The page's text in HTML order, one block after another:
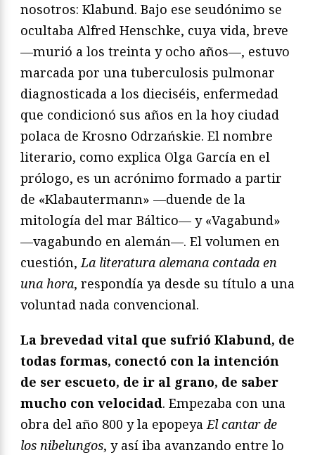
nosotros: Klabund. Bajo ese seudónimo se
ocultaba Alfred Henschke, cuya vida, breve
—murió a los treinta y ocho años—, estuvo
marcada por una tuberculosis pulmonar
diagnosticada a los dieciséis, enfermedad
que condicionó sus años en la hoy ciudad
polaca de Krosno Odrzańskie. El nombre
literario, como explica Olga García en el
prólogo, es un acrónimo formado a partir
de «Klabautermann» —duende de la
mitología del mar Báltico— y «Vagabund»
—vagabundo en alemán—. El volumen en
cuestión,La literatura alemana contada en
una hora, respondía ya desde su título a una
voluntad nada convencional.
La brevedad vital que sufrió Klabund, de
todas formas, conectó con la intención
de ser escueto, de ir al grano, de saber
mucho con velocidad. Empezaba con una
obra del año 800 y la epopeyaEl cantar de
los nibelungos, y así iba avanzando entre lo